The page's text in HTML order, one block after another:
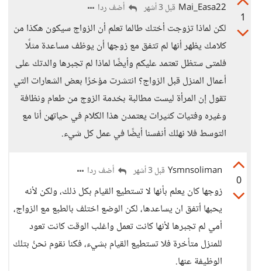
1
Mai_Easa22 قبل 3 أشهر أضف ردا
لكن لماذا تزوجت أختك طالما تعلم أن الزواج سيكون هكذا من
كلامك يظهر أنها لم تتفق مع زوجها أن يوظف مساعدة مثلًا
فلمتى ستظل تعتمد عليكم وأيضًا لماذا لم تجبرها والدتك على
أعمال المنزل قبل الزواج؟ انتشرت مؤخرًا بعض الشعارات التي
تقول إن المرأة ليست مطالبة بخدمة الزوج من طعام ونظافة
وغيره وفتيات كثيرات يعتمدن هذا الكلام في حياتهن أنا مع
التوسط فلا نهلك أنفسنا أيضًا في عمل كل شيء.
0
Ysmnsoliman قبل 3 أشهر أضف ردا
زوجها كان يعلم بأنها لا تستطيع القيام بكل ذلك، ولكن لأنه
يحبها أتفق ان يساعدها، لكن الوضع اختلف بالطبع مع الزواج،
أمي لم تجبرها لأنها كانت تعمل واغلب الوقت كانت تعود
للمنزل متأخرة فلا تستطيع القيام بشيء، فكنا نقوم نحنُ بتلك
الوظيفة عنها.